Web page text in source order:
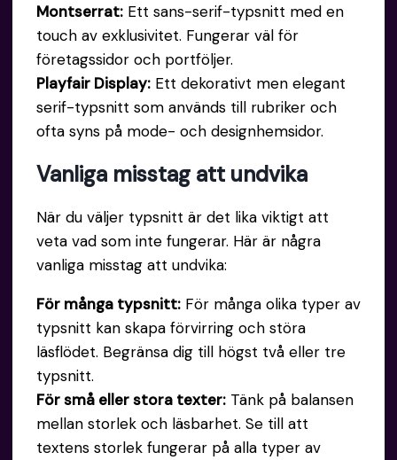
Montserrat:Ett sans-serif-typsnitt med en
touch av exklusivitet. Fungerar väl för
företagssidor och portföljer.
Playfair Display:Ett dekorativt men elegant
serif-typsnitt som används till rubriker och
ofta syns på mode- och designhemsidor.
Vanliga misstag att undvika
När du väljer typsnitt är det lika viktigt att
veta vad som inte fungerar. Här är några
vanliga misstag att undvika:
För många typsnitt:För många olika typer av
typsnitt kan skapa förvirring och störa
läsflödet. Begränsa dig till högst två eller tre
typsnitt.
För små eller stora texter:Tänk på balansen
mellan storlek och läsbarhet. Se till att
textens storlek fungerar på alla typer av